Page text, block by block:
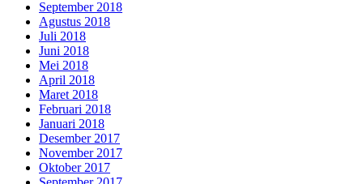
September 2018
Agustus 2018
Juli 2018
Juni 2018
Mei 2018
April 2018
Maret 2018
Februari 2018
Januari 2018
Desember 2017
November 2017
Oktober 2017